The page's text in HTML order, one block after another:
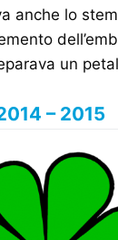
anche lo
un
– 2015